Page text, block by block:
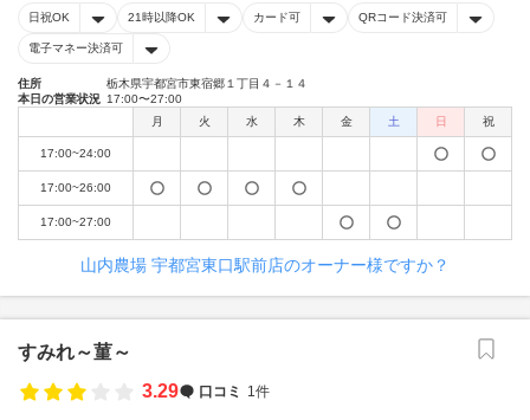
日祝OK 21時以降OK カード可 QRコード決済可
電子マネー決済可
住所
栃木県宇都宮市東宿郷１丁目４－１４
本日の営業状況 17:00〜27:00
月
火 水 木 金 土 日 祝
17:00~24:00
17:00~26:00
17:00~27:00
山内農場 宇都宮東口駅前店のオーナー様ですか？
すみれ～菫～
3.29
口コミ 1件